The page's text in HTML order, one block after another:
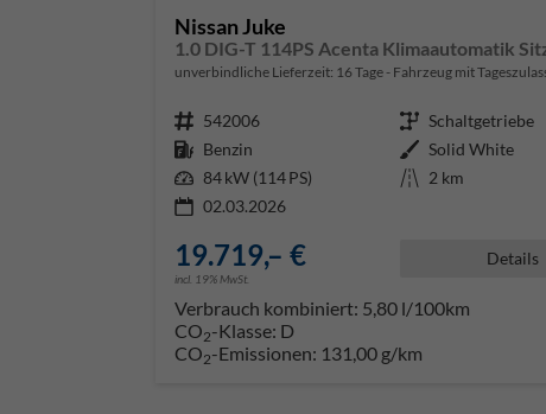
Nissan Juke
unverbindliche Lieferzeit: 16 Tage Fahrzeug mit
Fahrzeugnr. 542006 Getriebe Schaltgetriebe
Kraftstoff Benzin Außenfarbe Solid White
Leistung 84 kW (114 PS) Kilometerstand 2 km
02.03.2026
19.719,– €
incl. 19% MwSt.
Details
Verbrauch kombiniert: 5,80 l/100km
CO2-Klasse: D
CO2-Emissionen: 131,00 g/km